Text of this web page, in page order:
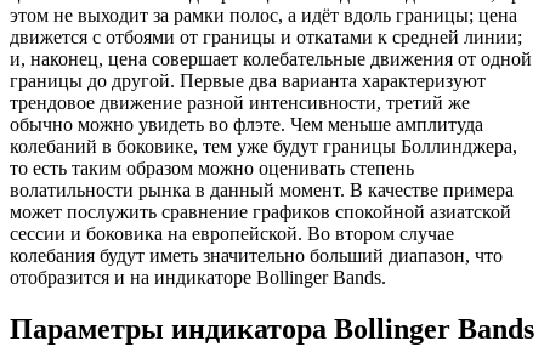
этом не выходит за рамки полос, а идёт вдоль границы; цена
движется с отбоями от границы и откатами к средней линии;
и, наконец, цена совершает колебательные движения от одной
границы до другой. Первые два варианта характеризуют
трендовое движение разной интенсивности, третий же
обычно можно увидеть во флэте. Чем меньше амплитуда
колебаний в боковике, тем уже будут границы Боллинджера,
то есть таким образом можно оценивать степень
волатильности рынка в данный момент. В качестве примера
может послужить сравнение графиков спокойной азиатской
сессии и боковика на европейской. Во втором случае
колебания будут иметь значительно больший диапазон, что
отобразится и на индикаторе Bollinger Bands.
Параметры индикатора Bollinger Bands